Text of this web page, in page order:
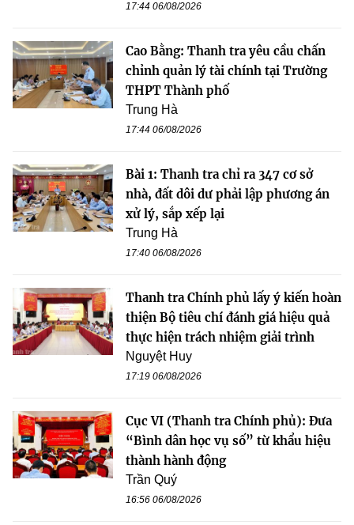
17:44 06/08/2026
Cao Bằng: Thanh tra yêu cầu chấn
chỉnh quản lý tài chính tại Trường
THPT Thành phố
Trung Hà
17:44 06/08/2026
Bài 1: Thanh tra chỉ ra 347 cơ sở
nhà, đất dôi dư phải lập phương án
xử lý, sắp xếp lại
Trung Hà
17:40 06/08/2026
Thanh tra Chính phủ lấy ý kiến hoàn
thiện Bộ tiêu chí đánh giá hiệu quả
thực hiện trách nhiệm giải trình
Nguyệt Huy
17:19 06/08/2026
Cục VI (Thanh tra Chính phủ): Đưa
“Bình dân học vụ số” từ khẩu hiệu
thành hành động
Trần Quý
16:56 06/08/2026